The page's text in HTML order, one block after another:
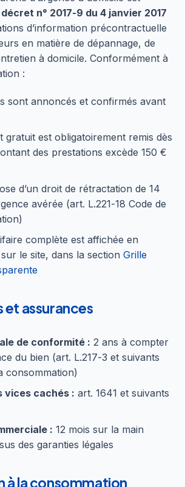
décret n° 2017-9 du 4 janvier 2017
d’information précontractuelle
en matière de dépannage, de
à domicile. Conformément à
:
sont annoncés et confirmés avant
gratuit est obligatoirement remis dès
des prestations excède 150 €
d’un droit de rétractation de 14
avérée (art. L.221-18 Code de
complète est affichée en
le site, dans la section Grille
et assurances
de conformité : 2 ans à compter
du bien (art. L.217-3 et suivants
consommation)
vices cachés : art. 1641 et suivants
: 12 mois sur la main
des garanties légales
à la consommation